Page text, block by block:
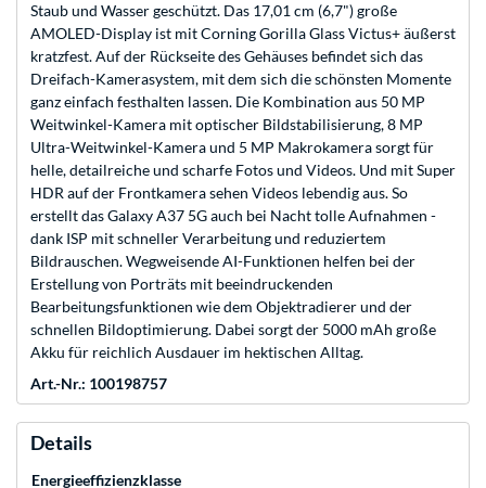
Staub und Wasser geschützt. Das 17,01 cm (6,7") große
AMOLED-Display ist mit Corning Gorilla Glass Victus+ äußerst
kratzfest. Auf der Rückseite des Gehäuses befindet sich das
Dreifach-Kamerasystem, mit dem sich die schönsten Momente
ganz einfach festhalten lassen. Die Kombination aus 50 MP
Weitwinkel-Kamera mit optischer Bildstabilisierung, 8 MP
Ultra-Weitwinkel-Kamera und 5 MP Makrokamera sorgt für
helle, detailreiche und scharfe Fotos und Videos. Und mit Super
HDR auf der Frontkamera sehen Videos lebendig aus. So
erstellt das Galaxy A37 5G auch bei Nacht tolle Aufnahmen -
dank ISP mit schneller Verarbeitung und reduziertem
Bildrauschen. Wegweisende AI-Funktionen helfen bei der
Erstellung von Porträts mit beeindruckenden
Bearbeitungsfunktionen wie dem Objektradierer und der
schnellen Bildoptimierung. Dabei sorgt der 5000 mAh große
Akku für reichlich Ausdauer im hektischen Alltag.
Art.-Nr.: 100198757
Details
Energieeffizienzklasse